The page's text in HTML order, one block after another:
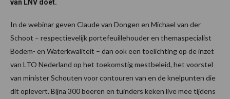
van LNV doet.
In de webinar geven Claude van Dongen en Michael van der
Schoot – respectievelijk portefeuillehouder en themaspecialist
Bodem- en Waterkwaliteit – dan ook een toelichting op de inzet
van LTO Nederland op het toekomstig mestbeleid, het voorstel
van minister Schouten voor contouren van en de knelpunten die
dit oplevert. Bijna 300 boeren en tuinders keken live mee tijdens